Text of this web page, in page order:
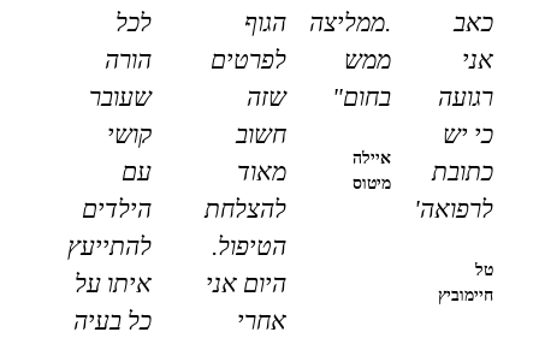
כאב
אני
רגועה
כי יש
כתובת
לרפואה"
טל
חיימוביץ
.ממליצה
ממש
בחום"
איילה
מיטוס
הגוף
לפרטים
שזה
חשוב
מאוד
להצלחת
הטיפול.
היום אני
אחרי
לכל
הורה
שעובר
קושי
עם
הילדים
להתייעץ
איתו על
כל בעיה